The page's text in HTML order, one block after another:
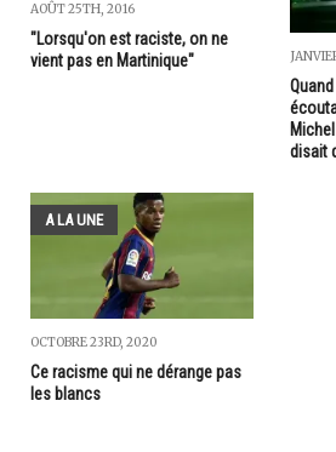
AOÛT 25TH, 2016
"Lorsqu'on est raciste, on ne
vient pas en Martinique"
disait
A LA UNE
OCTOBRE 23RD, 2020
Ce racisme qui ne dérange pas
les blancs